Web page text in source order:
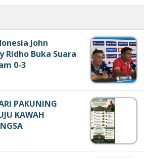
John
Ridho Buka Suara
0-3
PAKUNING
KAWAH